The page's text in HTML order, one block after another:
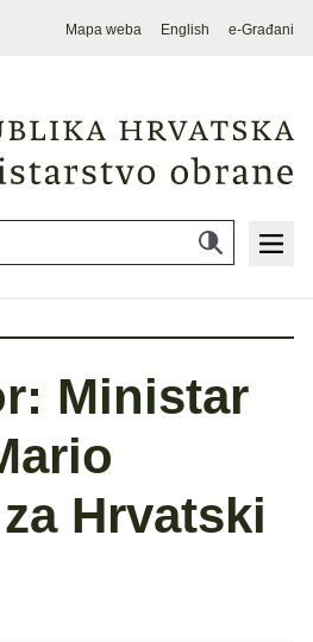
Mapa weba English e-Građani
Ministar
Hrvatski